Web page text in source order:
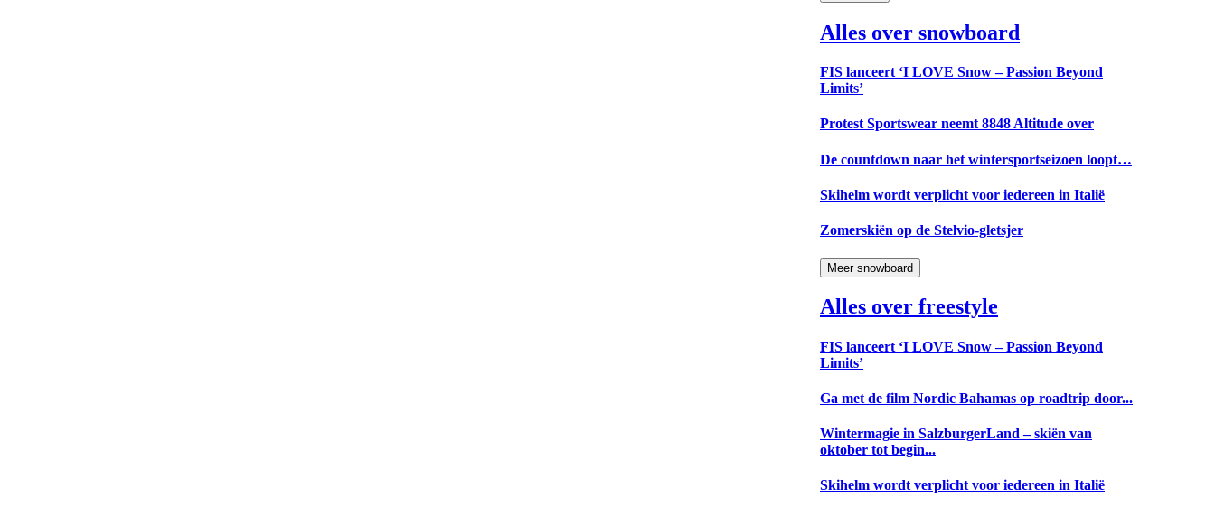
Alles over snowboard
FIS lanceert ‘I LOVE Snow – Passion Beyond
Limits’
Protest Sportswear neemt 8848 Altitude over
De countdown naar het wintersportseizoen loopt…
Skihelm wordt verplicht voor iedereen in Italië
Zomerskiën op de Stelvio-gletsjer
Meer snowboard
Alles over freestyle
FIS lanceert ‘I LOVE Snow – Passion Beyond
Limits’
Ga met de film Nordic Bahamas op roadtrip door...
Wintermagie in SalzburgerLand – skiën van
oktober tot begin...
Skihelm wordt verplicht voor iedereen in Italië